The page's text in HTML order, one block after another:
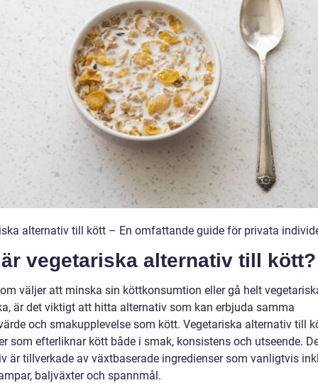
alternativ till kött – En omfattande guide för privata
är vegetariska alternativ till kött?
väljer att minska sin köttkonsumtion eller gå helt
är det viktigt att hitta alternativ som kan erbjuda samma
och smakupplevelse som kött. Vegetariska alternativ till
som efterliknar kött både i smak, konsistens och utseende.
är tillverkade av växtbaserade ingredienser som vanligtvis
baljväxter och spannmål.